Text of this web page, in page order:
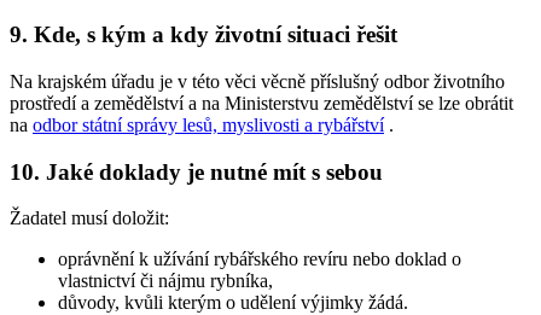
9. Kde, s kým a kdy životní situaci řešit
Na krajském úřadu je v této věci věcně příslušný odbor životního
prostředí a zemědělství a na Ministerstvu zemědělství se lze obrátit
na odbor státní správy lesů, myslivosti a rybářství.
10. Jaké doklady je nutné mít s sebou
Žadatel musí doložit:
oprávnění k užívání rybářského revíru nebo doklad o
vlastnictví či nájmu rybníka,
důvody, kvůli kterým o udělení výjimky žádá.